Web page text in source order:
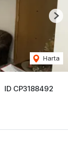
ID CP3188492
Harta